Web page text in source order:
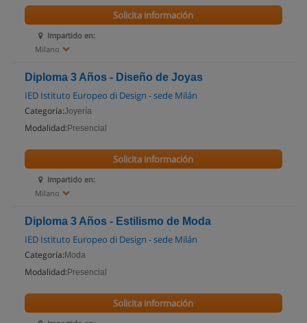
Impartido en:
Milano
Solicita información
Diploma 3 Años - Diseño de Joyas
IED Istituto Europeo di Design - sede Milán
Categoría:Joyería
Modalidad: Presencial
Impartido en:
Milano
Solicita información
Diploma 3 Años - Estilismo de Moda
IED Istituto Europeo di Design - sede Milán
Categoría: Moda
Modalidad: Presencial
Solicita información